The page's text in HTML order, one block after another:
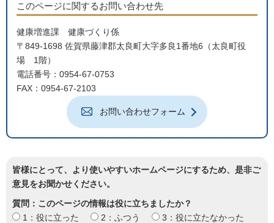
このページに関するお問い合わせ先
健康増進課 健康づくり係
〒849-1698 佐賀県藤津郡太良町大字多良1番地6（太良町役
場 1階）
電話番号：0954-67-0753
FAX：0954-67-2103
お問い合わせフォーム
皆様にとって、より使いやすいホームページにするため、是非ご
意見をお聞かせください。
質問：このページの情報は役に立ちましたか？
1：役に立った
2：ふつう
3：役に立たなかった